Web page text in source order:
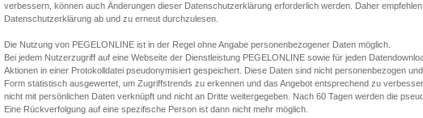
verbessern, können auch Änderungen dieser Datenschutzerklärung erforderlich werden. Daher
Datenschutzerklärung ab und zu erneut durchzulesen.
Die Nutzung von PEGELONLINE ist in der Regel ohne Angabe personenbezogener Daten möglich.
Bei jedem Nutzerzugriff auf eine Webseite der Dienstleistung PEGELONLINE sowie für jeden
Aktionen in einer Protokolldatei pseudonymisiert gespeichert. Diese Daten sind nicht personenbezogen
Form statistisch ausgewertet, um Zugriffstrends zu erkennen und das Angebot entsprechend zu
nicht mit persönlichen Daten verknüpft und nicht an Dritte weitergegeben. Nach 60 Tagen werden die
Eine Rückverfolgung auf eine spezifische Person ist dann nicht mehr möglich.